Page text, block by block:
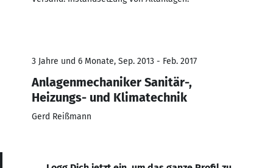
3 Jahre und 6 Monate, Sep. 2013 - Feb. 2017
Anlagenmechaniker Sanitär-,
Heizungs- und Klimatechnik
Gerd Reißmann